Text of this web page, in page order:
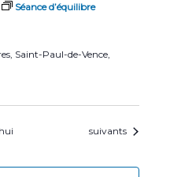
Séance d’équilibre
Saint-Paul-de-Vence,
Évènements
suivants